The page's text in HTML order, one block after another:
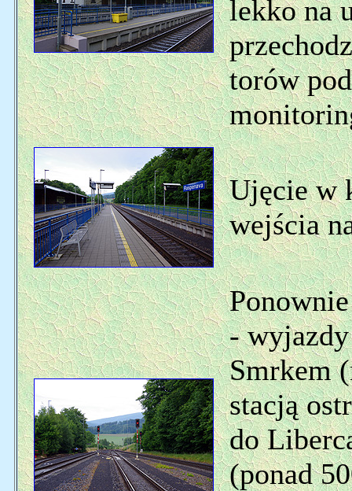
lekko na
torów
Ujęcie w
wejścia
-
Smrkem
stacją
do
(ponad